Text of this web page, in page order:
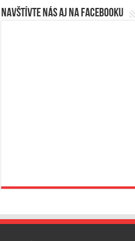
Navštívte nás aj na Facebooku